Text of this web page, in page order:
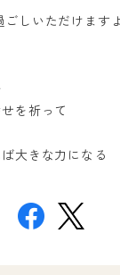
しいただけます
を祈って
大きな力になる